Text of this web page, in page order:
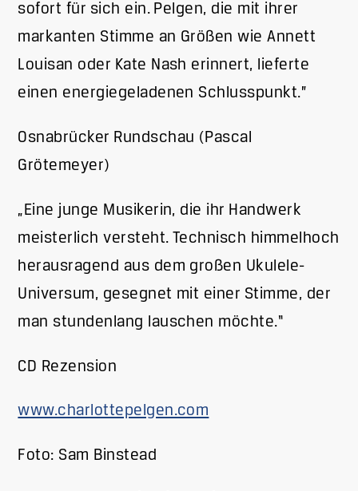
sofort für sich ein. Pelgen, die mit ihrer
markanten Stimme an Größen wie Annett
Louisan oder Kate Nash erinnert, lieferte
einen energiegeladenen Schlusspunkt.”
Osnabrücker Rundschau (Pascal
Grötemeyer)
„Eine junge Musikerin, die ihr Handwerk
meisterlich versteht. Technisch himmelhoch
herausragend aus dem großen Ukulele-
Universum, gesegnet mit einer Stimme, der
man stundenlang lauschen möchte.“
CD Rezension
www.charlottepelgen.com
Foto: Sam Binstead